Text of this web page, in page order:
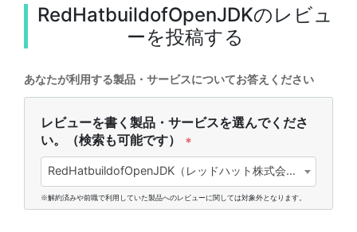
RedHatbuildofOpenJDKのレビュ
ーを投稿する
あなたが利用する製品・サービスについてお答えください
レビューを書く製品・サービスを選んでくださ
い。（検索も可能です）
*
RedHatbuildofOpenJDK（レッドハット株式会社)
※解約済みや前職で利用していた製品へのレビューに関しては対象外となります。